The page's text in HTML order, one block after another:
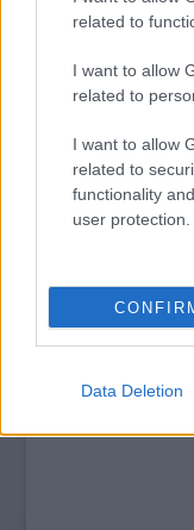
related to
I want to allow
related to
I want to allow
related to
functionality
user protection.
Data Deletion
10
Kommentek:
minősülnek, értük a
Részletek a Felhasználási